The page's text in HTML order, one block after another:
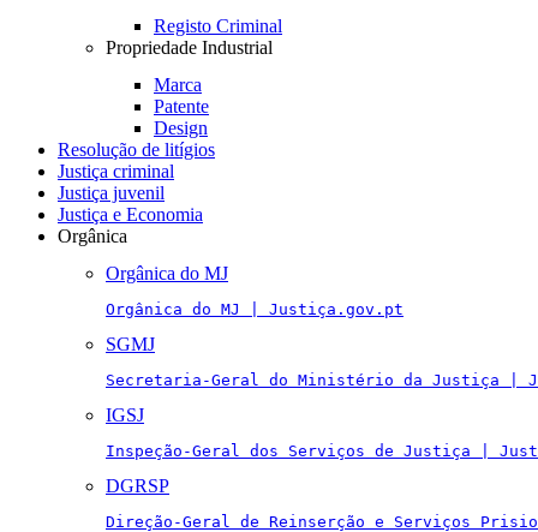
Registo Criminal
Propriedade Industrial
Marca
Patente
Design
Resolução de litígios
Justiça criminal
Justiça juvenil
Justiça e Economia
Orgânica
Orgânica do MJ
Orgânica do MJ | Justiça.gov.pt
SGMJ
Secretaria-Geral do Ministério da Justiça |
IGSJ
Inspeção-Geral dos Serviços de Justiça |
DGRSP
Direção-Geral de Reinserção e Serviços